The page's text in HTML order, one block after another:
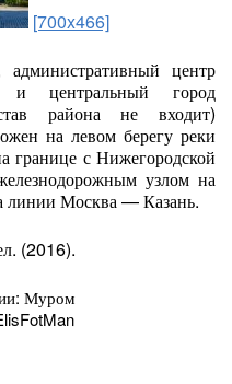
[700x466]
центр
и центральный город
района не входит)
на левом берегу реки
с Нижегородской
узлом на
линии Москва — Казань.
(2016).
Муром